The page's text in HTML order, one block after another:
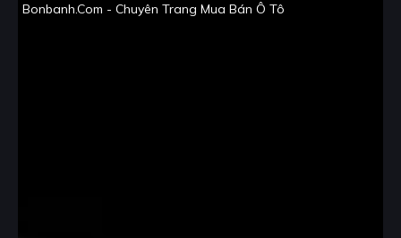
Bonbanh.com - Chuyên Trang Mua Bán Ô Tô